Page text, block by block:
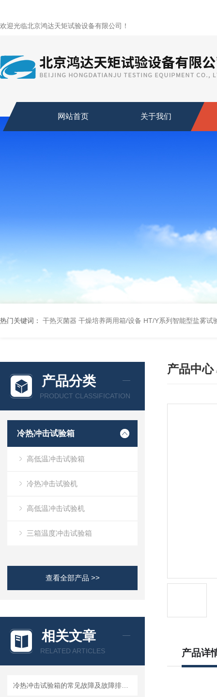
欢迎光临北京鸿达天矩试验设备有限公司！
网站首页 关于我们
热门关键词： 干热灭菌器 干燥培养两用箱/设备 HT/Y系列智能型盐雾试
产品分类
PRODUCT CLASSIFICATION
冷热冲击试验箱
高低温冲击试验箱
冷热冲击试验机
高低温冲击试验机
三箱温度冲击试验箱
查看全部产品 >>
相关文章
RELATED ARTICLES
产品中心
产品详